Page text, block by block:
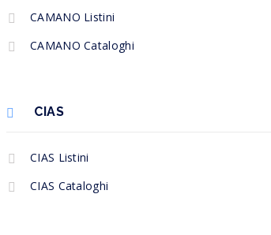
CAMANO Listini
CAMANO Cataloghi
CIAS
CIAS Listini
CIAS Cataloghi